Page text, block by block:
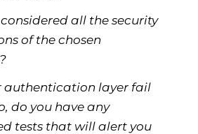
all the security
of the chosen
authentication layer fail
do you have any
tests that will alert you